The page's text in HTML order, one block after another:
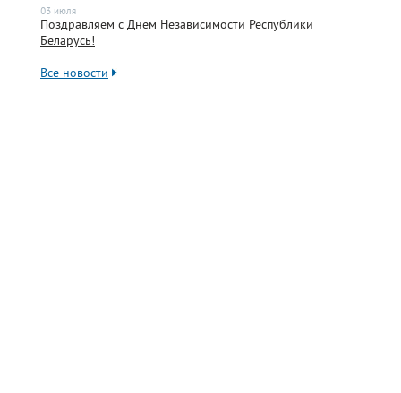
03 июля
Поздравляем с Днем Независимости Республики
Беларусь!
Все новости